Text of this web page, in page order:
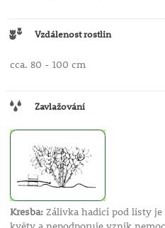
Vzdálenost rostlin
cca. 80 - 100 cm
Zavlažování
Kresba:Zálivka hadicí pod listy